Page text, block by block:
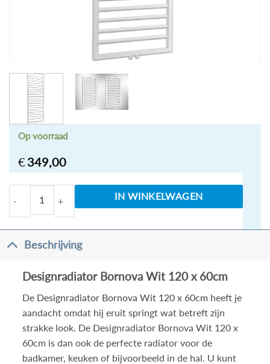
€ 349,00
Op voorraad
Designradiator Bornova Wit 120 x 60cm aantal
IN WINKELWAGEN
Beschrijving
Designradiator Bornova Wit 120 x 60cm
DeDesignradiator Bornova Wit 120 x 60cmheeft je
aandacht omdat hij eruit springt wat betreft zijn
strakke look. De Designradiator Bornova Wit 120 x
60cm is dan ook de perfecte radiator voor de
badkamer, keuken of bijvoorbeeld in de hal. U kunt